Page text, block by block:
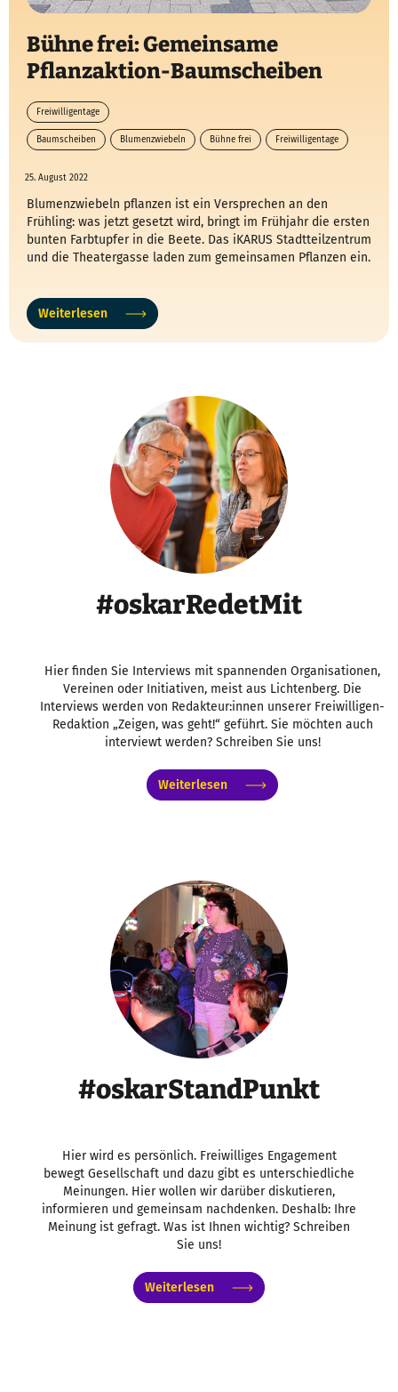
Bühne frei: Gemeinsame
Pflanzaktion-Baumscheiben
Freiwilligentage
Baumscheiben Blumenzwiebeln Bühne frei Freiwilligentage
25. August 2022
Blumenzwiebeln pflanzen ist ein Versprechen an den
Frühling: was jetzt gesetzt wird, bringt im Frühjahr die ersten
bunten Farbtupfer in die Beete. Das iKARUS Stadtteilzentrum
und die Theatergasse laden zum gemeinsamen Pflanzen ein.
Weiterlesen
#oskarRedetMit
Hier finden Sie Interviews mit spannenden Organisationen,
Vereinen oder Initiativen, meist aus Lichtenberg. Die
Interviews werden von Redakteur:innen unserer Freiwilligen-
Redaktion „Zeigen, was geht!“ geführt. Sie möchten auch
interviewt werden? Schreiben Sie uns!
Weiterlesen
#oskarStandPunkt
Hier wird es persönlich. Freiwilliges Engagement
bewegt Gesellschaft und dazu gibt es unterschiedliche
Meinungen. Hier wollen wir darüber diskutieren,
informieren und gemeinsam nachdenken. Deshalb: Ihre
Meinung ist gefragt. Was ist Ihnen wichtig? Schreiben
Sie uns!
Weiterlesen